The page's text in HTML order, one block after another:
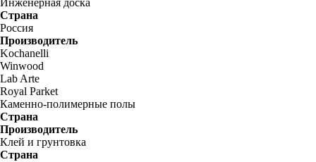
Инженерная доска
Страна
Россия
Производитель
Kochanelli
Winwood
Lab Arte
Royal Parket
Каменно-полимерные полы
Страна
Производитель
Клей и грунтовка
Страна